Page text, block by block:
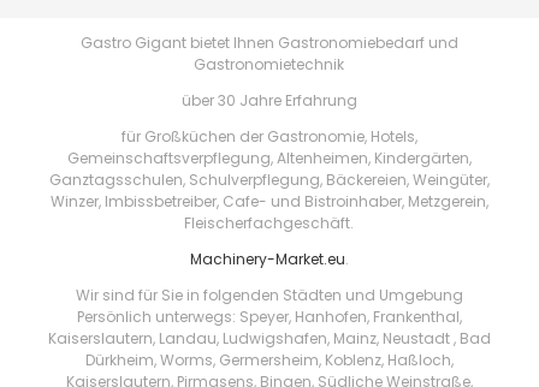
Gastro Gigant bietet Ihnen Gastronomiebedarf und
Gastronomietechnik
über 30 Jahre Erfahrung
für Großküchen der Gastronomie, Hotels,
Gemeinschaftsverpflegung, Altenheimen, Kindergärten,
Ganztagsschulen, Schulverpflegung, Bäckereien, Weingüter,
Winzer, Imbissbetreiber, Cafe- und Bistroinhaber, Metzgerein,
Fleischerfachgeschäft.
Machinery-Market.eu.
Wir sind für Sie in folgenden Städten und Umgebung
Persönlich unterwegs: Speyer, Hanhofen, Frankenthal,
Kaiserslautern, Landau, Ludwigshafen, Mainz, Neustadt , Bad
Dürkheim, Worms, Germersheim, Koblenz, Haßloch,
Kaiserslautern, Pirmasens, Bingen, Südliche Weinstraße,